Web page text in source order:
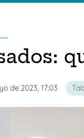
de 2023, 17:03